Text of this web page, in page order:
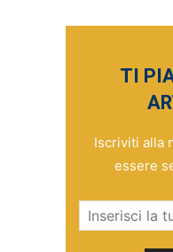
TI
Iscriviti alla
essere